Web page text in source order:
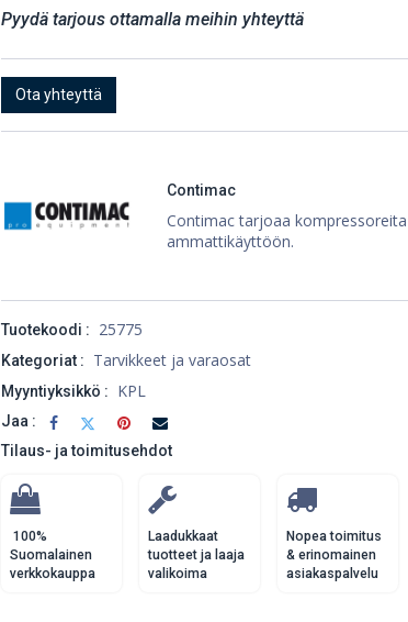
Pyydä tarjous ottamalla meihin yhteyttä
Ota yhteyttä
Contimac
Contimac tarjoaa
ammattikäyttöön.
Tuotekoodi : 25775
Kategoriat : Tarvikkeet ja varaosat
Myyntiyksikkö : KPL
Jaa :
Tilaus- ja toimitusehdot
100%
Suomalainen
verkkokauppa
Laadukkaat
tuotteet ja laaja
valikoima
Nopea toimitus
& erinomainen
asiakaspalvelu